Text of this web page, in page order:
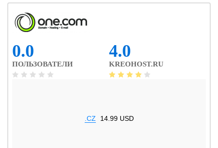
0.0
ПОЛЬЗОВАТЕЛИ
4.0
KREOHOST.RU
.CZ 14.99 USD